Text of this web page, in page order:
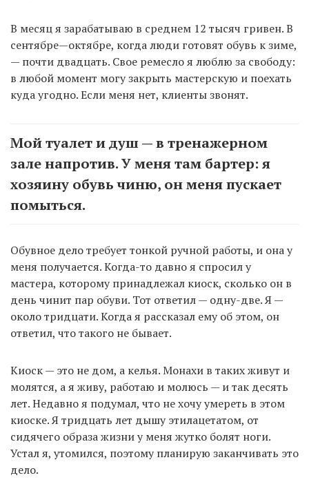
В месяц я зарабатываю в среднем 12 тысяч гривен. В
сентябре—октябре, когда люди готовят обувь к зиме,
— почти двадцать. Свое ремесло я люблю за свободу:
в любой момент могу закрыть мастерскую и поехать
куда угодно. Если меня нет, клиенты звонят.
Мой туалет и душ — в тренажерном
зале напротив. У меня там бартер: я
хозяину обувь чиню, он меня пускает
помыться.
Обувное дело требует тонкой ручной работы, и она у
меня получается. Когда-то давно я спросил у
мастера, которому принадлежал киоск, сколько он в
день чинит пар обуви. Тот ответил — одну-две. Я —
около тридцати. Когда я рассказал ему об этом, он
ответил, что такого не бывает.
Киоск — это не дом, а келья. Монахи в таких живут и
молятся, а я живу, работаю и молюсь — и так десять
лет. Недавно я подумал, что не хочу умереть в этом
киоске. Я тридцать лет дышу этилацетатом, от
сидячего образа жизни у меня жутко болят ноги.
Устал я, утомился, поэтому планирую заканчивать это
дело.